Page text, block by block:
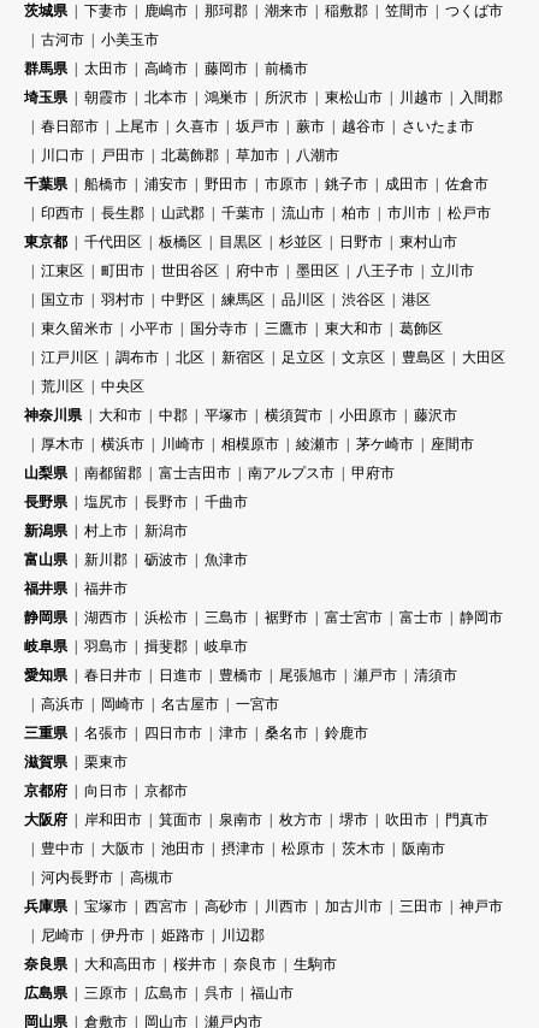
茨城県
下妻市 鹿嶋市 那珂郡 潮来市 稲敷郡 笠間市
つくば市
古河市
小美玉市
群馬県
太田市 高崎市 藤岡市
前橋市
埼玉県
朝霞市 北本市 鴻巣市 所沢市 東松山市 川越市
入間郡
春日部市
上尾市 久喜市 坂戸市 蕨市 越谷市
さいたま市
川口市
戸田市 北葛飾郡 草加市
八潮市
千葉県
船橋市 浦安市 野田市 市原市 銚子市 成田市
佐倉市
印西市
長生郡 山武郡 千葉市 流山市 柏市 市川市
松戸市
東京都
千代田区 板橋区 目黒区 杉並区 日野市
東村山市
江東区
町田市 世田谷区 府中市 墨田区 八王子市
立川市
国立市
羽村市 中野区 練馬区 品川区 渋谷区
港区
東久留米市
小平市 国分寺市 三鷹市 東大和市
葛飾区
江戸川区
調布市 北区 新宿区 足立区 文京区 豊島区
大田区
荒川区
中央区
神奈川県
大和市 中郡 平塚市 横須賀市 小田原市
藤沢市
厚木市
横浜市 川崎市 相模原市 綾瀬市 茅ケ崎市
座間市
山梨県
南都留郡 富士吉田市 南アルプス市
甲府市
長野県
塩尻市 長野市
千曲市
新潟県
村上市
新潟市
富山県
新川郡 砺波市
魚津市
福井県
福井市
静岡県
湖西市 浜松市 三島市 裾野市 富士宮市 富士市
静岡市
岐阜県
羽島市 揖斐郡
岐阜市
愛知県
春日井市 日進市 豊橋市 尾張旭市 瀬戸市
清須市
高浜市
岡崎市 名古屋市
一宮市
三重県
名張市 四日市市 津市 桑名市
鈴鹿市
滋賀県
栗東市
京都府
向日市
京都市
大阪府
岸和田市 箕面市 泉南市 枚方市 堺市 吹田市
門真市
豊中市
大阪市 池田市 摂津市 松原市 茨木市
阪南市
河内長野市
高槻市
兵庫県
宝塚市 西宮市 高砂市 川西市 加古川市 三田市
神戸市
尼崎市
伊丹市 姫路市
川辺郡
奈良県
大和高田市 桜井市 奈良市
生駒市
広島県
三原市 広島市 呉市
福山市
岡山県
倉敷市 岡山市
瀬戸内市